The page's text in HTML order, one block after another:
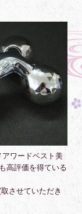
ワードベスト美
高評価を得ている
させていただき